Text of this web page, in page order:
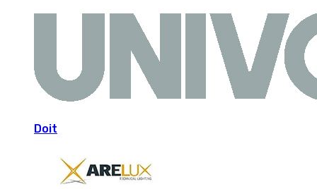
Doit